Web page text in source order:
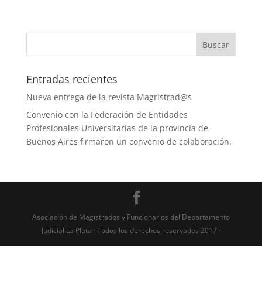
Entradas recientes
Nueva entrega de la revista Magristrad@s
Convenio con la Federación de Entidades
Profesionales Universitarias de la provincia de
Buenos Aires firmaron un convenio de colaboración.
Asociación de Magistrados y Funcionarios del Departamento
Judicial La Plata · Todos los derechos reservados 2017 ·